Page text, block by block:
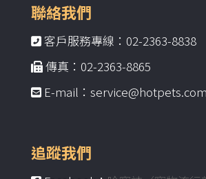
聯絡我們
客戶服務專線：02-2363-8838
傳真：02-2363-8865
E-mail：
追蹤我們